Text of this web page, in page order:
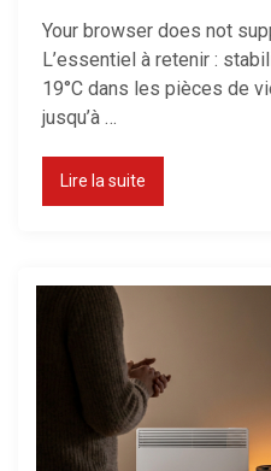
Your browser does not
L’essentiel à retenir :
19°C dans les pièces de
jusqu’à …
Lire la suite